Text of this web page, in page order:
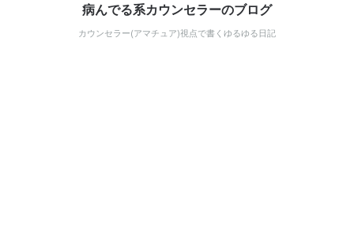
病んでる系カウンセラーのブログ
カウンセラー(アマチュア)視点で書くゆるゆる日記